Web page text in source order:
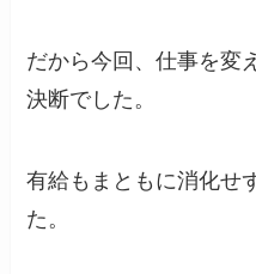
だから今回、仕事を変
決断でした。
有給もまともに消化せ
た。